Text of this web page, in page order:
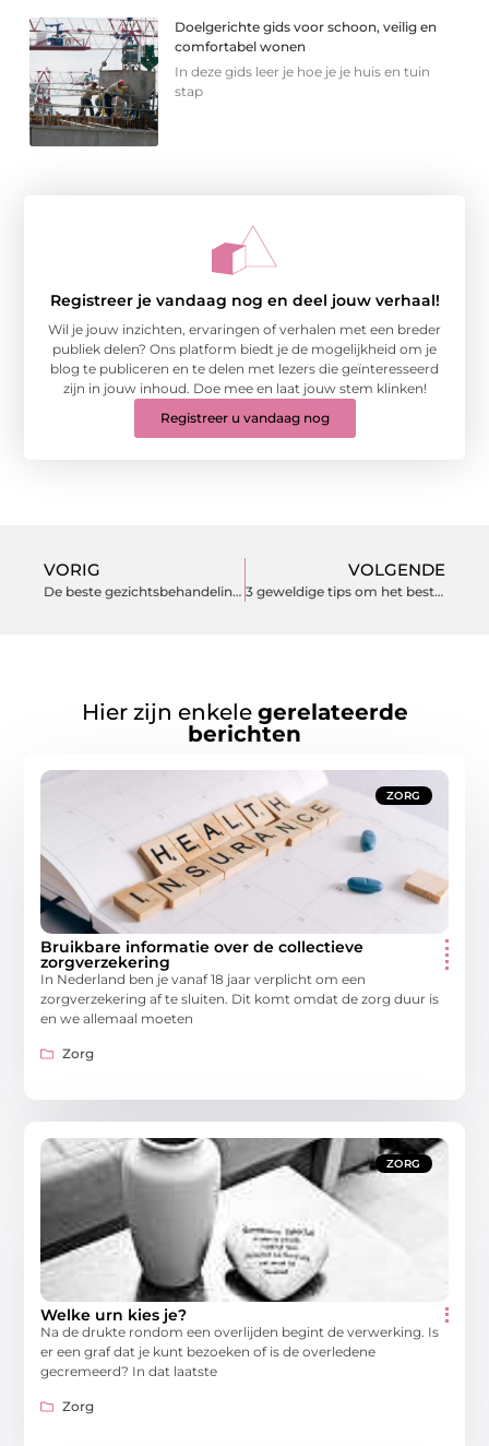
Doelgerichte gids voor schoon, veilig en
comfortabel wonen
In deze gids leer je hoe je je huis en tuin
stap
Registreer je vandaag nog en deel jouw verhaal!
Wil je jouw inzichten, ervaringen of verhalen met een breder
publiek delen? Ons platform biedt je de mogelijkheid om je
blog te publiceren en te delen met lezers die geïnteresseerd
zijn in jouw inhoud. Doe mee en laat jouw stem klinken!
Registreer u vandaag nog
VORIG
De beste gezichtsbehandeling voor u
VOLGENDE
3 geweldige tips om het beste hotel in Wageningen te kiezen
Hier zijn enkele gerelateerde
berichten
ZORG
Bruikbare informatie over de collectieve
zorgverzekering
In Nederland ben je vanaf 18 jaar verplicht om een
zorgverzekering af te sluiten. Dit komt omdat de zorg duur is
en we allemaal moeten
Zorg
ZORG
Welke urn kies je?
Na de drukte rondom een overlijden begint de verwerking. Is
er een graf dat je kunt bezoeken of is de overledene
gecremeerd? In dat laatste
Zorg